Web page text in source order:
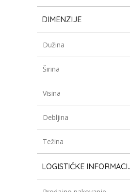
DIMENZIJE
Dužina
Širina
Visina
Debljina
Težina
LOGISTIČKE